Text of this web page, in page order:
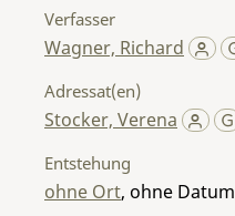
Verfasser
Wagner, Richard
Adressat(en)
Stocker, Verena
Entstehung
ohne Ort, ohne Datum